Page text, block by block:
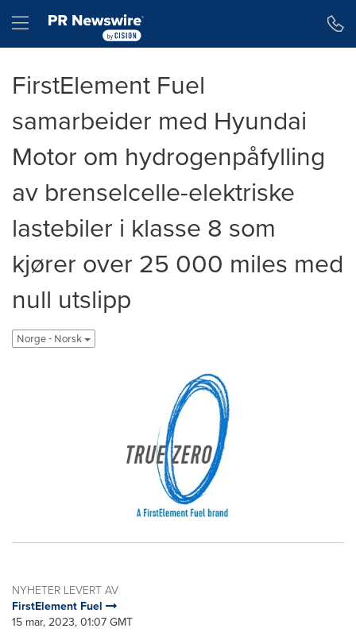
Hamburger menu
FirstElement Fuel
samarbeider med Hyundai
Motor om hydrogenpåfylling
av brenselcelle-elektriske
lastebiler i klasse 8 som
kjører over 25 000 miles med
null utslipp
Norge - Norsk
NYHETER LEVERT AV
FirstElement Fuel
15 mar, 2023, 01:07 GMT